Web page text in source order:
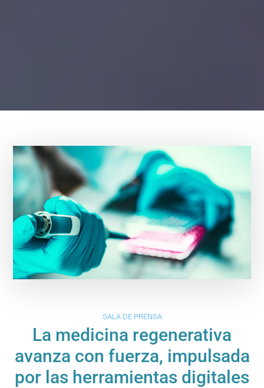
SALA DE PRENSA
La medicina regenerativa
avanza con fuerza, impulsada
por las herramientas digitales